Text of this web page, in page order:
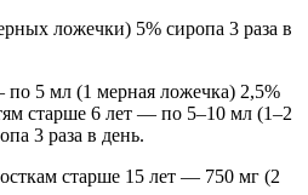
ложечки) 5% сиропа 3 раза в
по 5 мл (1 мерная ложечка) 2,5%
старше 6 лет — по 5–10 мл (1–2
3 раза в день.
старше 15 лет — 750 мг (2